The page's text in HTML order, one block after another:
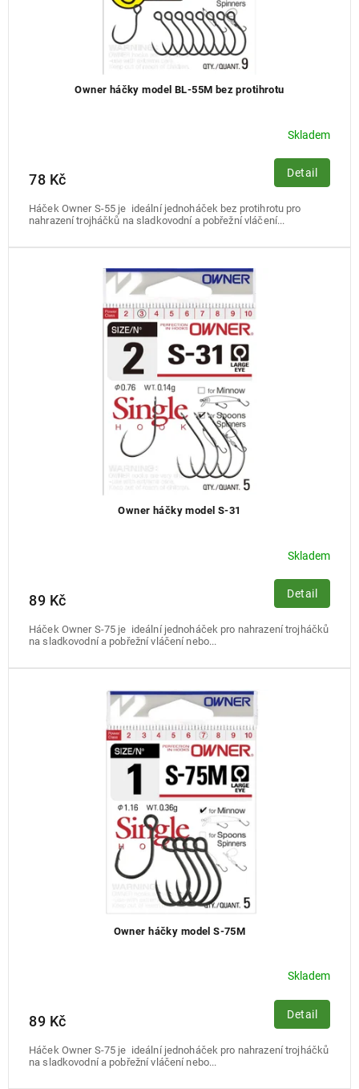
Owner háčky model BL-55M bez protihrotu
Skladem
78 Kč Detail
Háček Owner S-55 je ideální jednoháček bez protihrotu pro
nahrazení trojháčků na sladkovodní a pobřežní vláčení...
Owner háčky model S-31
Skladem
89 Kč Detail
Háček Owner S-75 je ideální jednoháček pro nahrazení trojháčků
na sladkovodní a pobřežní vláčení nebo...
Owner háčky model S-75M
Skladem
89 Kč Detail
Háček Owner S-75 je ideální jednoháček pro nahrazení trojháčků
na sladkovodní a pobřežní vláčení nebo...